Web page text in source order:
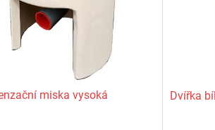
miska vysoká Dvířka